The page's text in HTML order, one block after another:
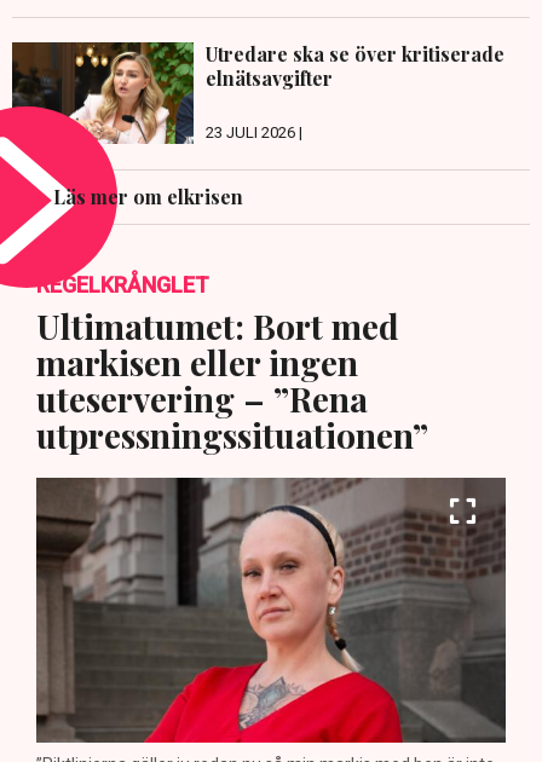
Utredare ska se över kritiserade
elnätsavgifter
23 JULI 2026 |
Läs mer om elkrisen
REGELKRÅNGLET
Ultimatumet: Bort med
markisen eller ingen
uteservering – ”Rena
utpressningssituationen”